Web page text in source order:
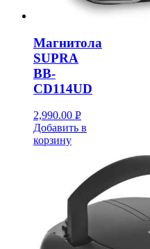
Магнитола
SUPRA
BB-
CD114UD
2,990.00 Р
УБ.
Добавить в
корзину